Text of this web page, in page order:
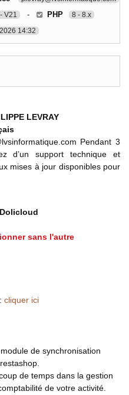
V21 - PHP 8 - 8.x
14:32
LEVRAY
Pendant 3
d’un support technique et
mises à jour disponibles pour
sans l'autre
cliquer ici
de synchronisation
de temps dans la gestion
de votre activité.